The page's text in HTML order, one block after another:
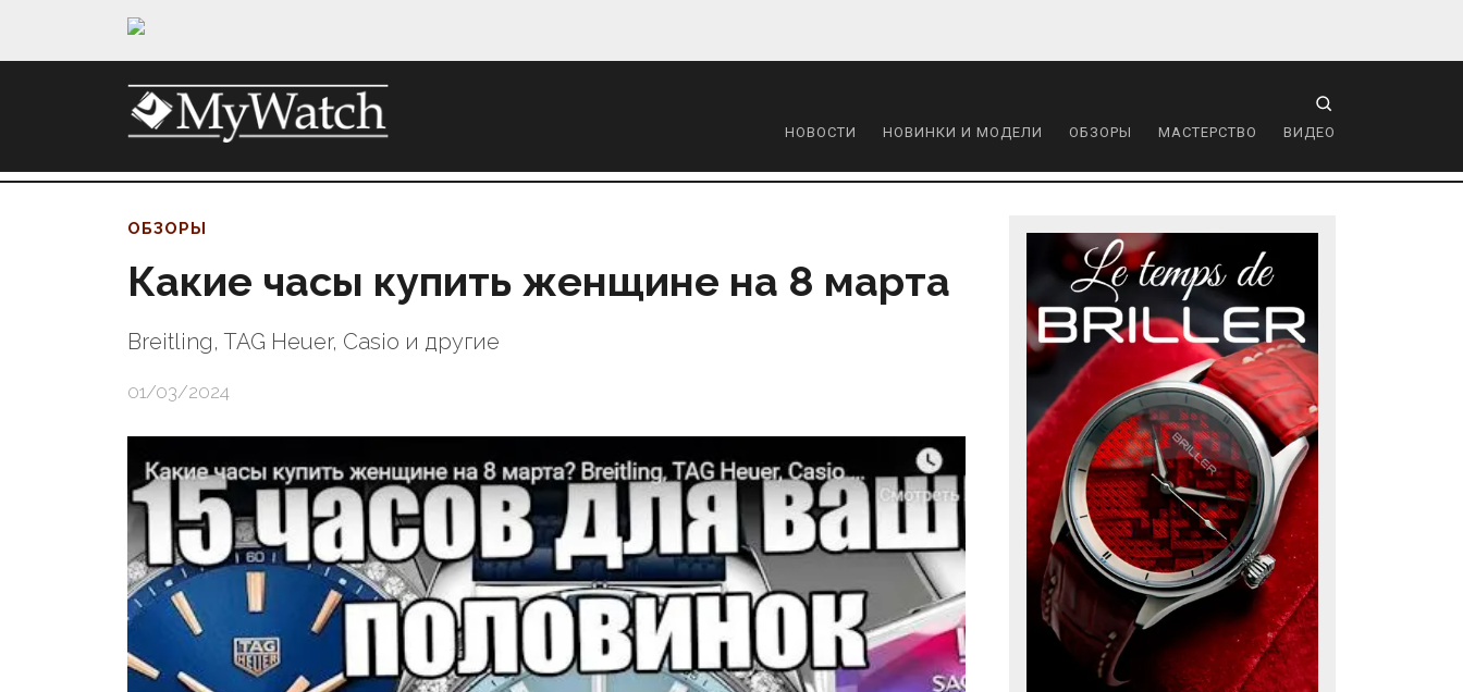
НОВОСТИ НОВИНКИ И МОДЕЛИ ОБЗОРЫ МАСТЕРСТВО ВИДЕО
ОБЗОРЫ
Какие часы купить женщине на 8 марта
Breitling, TAG Heuer, Casio и другие
01/03/2024